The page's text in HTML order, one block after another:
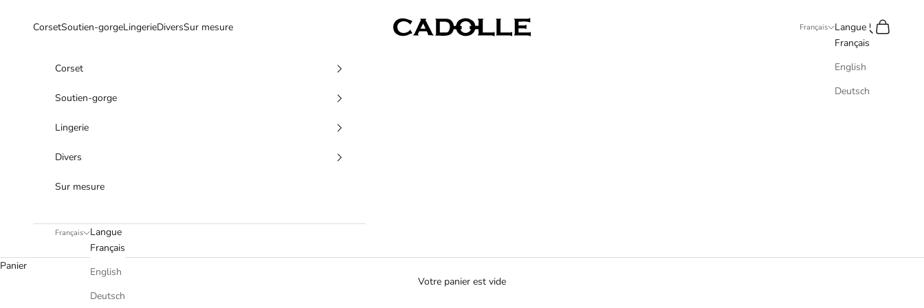
Cadolle
CorsetSoutien-gorgeLingerieDiversSur mesure Français
Langue
Français
English
Deutsch
Recherche
Panier
Corset
Soutien-gorge
Lingerie
Divers
Sur mesure
Français
Langue
Français
English
Deutsch
Panier
Votre panier est vide